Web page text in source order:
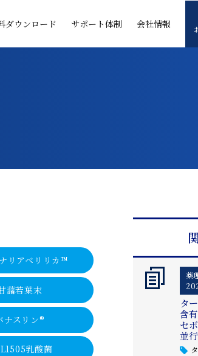
ダウンロード サポート体制 会社情報
リアベリリカ™
藷若葉末
ナスリン®
乳酸菌
薬
タ
含
セ
並